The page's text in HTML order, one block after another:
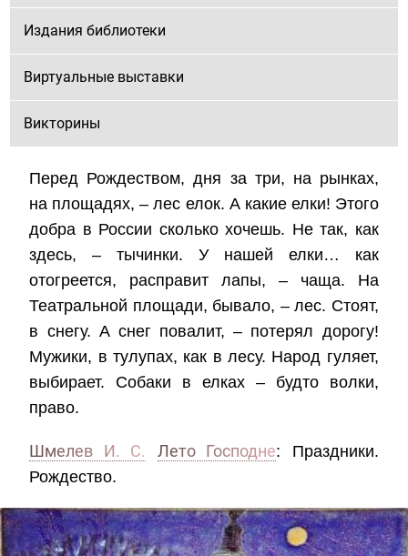
Издания библиотеки
Виртуальные выставки
Викторины
Перед Рождеством, дня за три, на рынках,
на площадях, – лес елок. А какие елки! Этого
добра в России сколько хочешь. Не так, как
здесь, – тычинки. У нашей елки… как
отогреется, расправит лапы, – чаща. На
Театральной площади, бывало, – лес. Стоят,
в снегу. А снег повалит, – потерял дорогу!
Мужики, в тулупах, как в лесу. Народ гуляет,
выбирает. Собаки в елках – будто волки,
право.
Шмелев И. С. Лето Господне: Праздники.
Рождество.